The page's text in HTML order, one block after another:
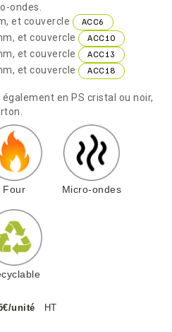
ondes.
et couvercle
ACC6
et couvercle
ACC10
et couvercle
ACC13
et couvercle ACC18
en PS cristal ou noir,
Four Micro-ondes
unité HT